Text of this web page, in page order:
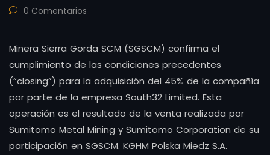
0 Comentarios
Minera Sierra Gorda SCM (SGSCM) confirma el
cumplimiento de las condiciones precedentes
(“closing”) para la adquisición del 45% de la compañía
por parte de la empresa South32 Limited. Esta
operación es el resultado de la venta realizada por
Sumitomo Metal Mining y Sumitomo Corporation de su
participación en SGSCM. KGHM Polska Miedz S.A.